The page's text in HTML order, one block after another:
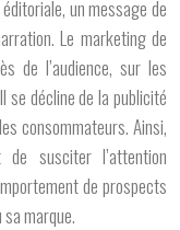
un message de
Le marketing de
de l’audience, sur les
se décline de la publicité
consommateurs. Ainsi,
susciter l’attention
de prospects
marque.